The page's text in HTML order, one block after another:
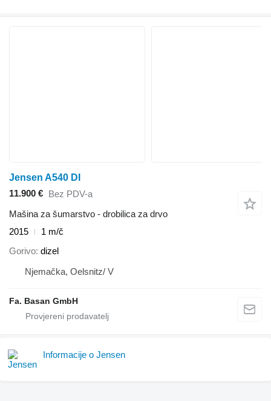
Jensen A540 DI
11.900 € Bez PDV-a
Mašina za šumarstvo - drobilica za drvo
2015
1 m/č
Gorivo dizel
Njemačka, Oelsnitz/ V
Fa. Basan GmbH
Informacije o Jensen